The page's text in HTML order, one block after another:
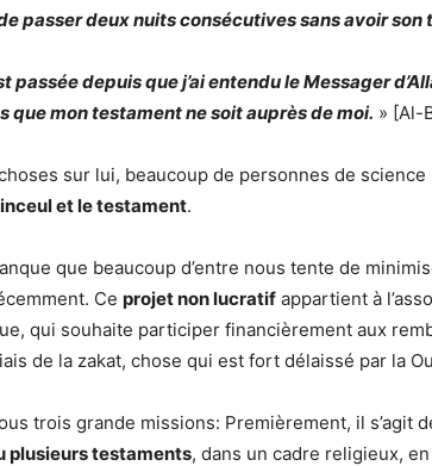
passer deux nuits consécutives sans avoir
passée depuis que j’ai entendu le Messager
que mon testament ne soit auprès de moi. » [Al-
sur lui, beaucoup de personnes de science
et le testament.
que beaucoup d’entre nous tente de
Ce projet non lucratif appartient à
qui souhaite participer financièrement aux
de la zakat, chose qui est fort délaissé par la
trois grande missions: Premièrement, il s’agit
plusieurs testaments, dans un cadre religieux,